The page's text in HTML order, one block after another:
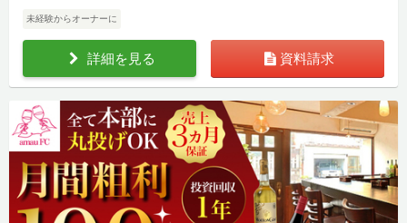
未経験からオーナーに
詳細を見る 資料請求